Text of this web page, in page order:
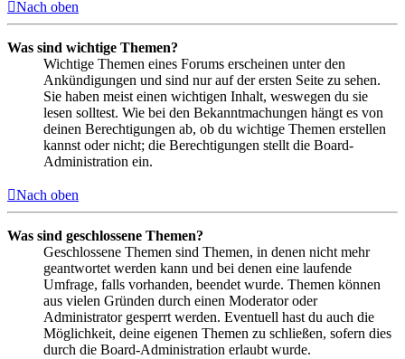
Nach oben
Was sind wichtige Themen?
Wichtige Themen eines Forums erscheinen unter den
Ankündigungen und sind nur auf der ersten Seite zu sehen.
Sie haben meist einen wichtigen Inhalt, weswegen du sie
lesen solltest. Wie bei den Bekanntmachungen hängt es von
deinen Berechtigungen ab, ob du wichtige Themen erstellen
kannst oder nicht; die Berechtigungen stellt die Board-
Administration ein.
Nach oben
Was sind geschlossene Themen?
Geschlossene Themen sind Themen, in denen nicht mehr
geantwortet werden kann und bei denen eine laufende
Umfrage, falls vorhanden, beendet wurde. Themen können
aus vielen Gründen durch einen Moderator oder
Administrator gesperrt werden. Eventuell hast du auch die
Möglichkeit, deine eigenen Themen zu schließen, sofern dies
durch die Board-Administration erlaubt wurde.